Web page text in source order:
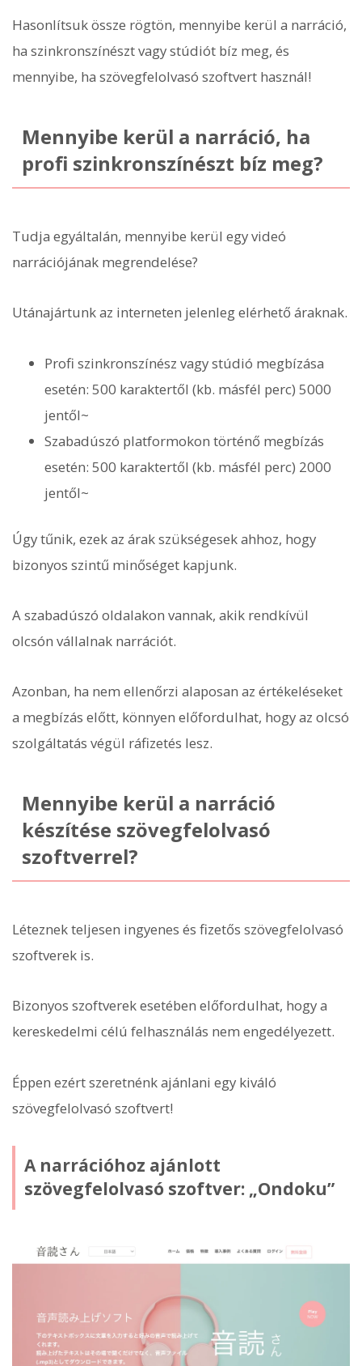
Hasonlítsuk össze rögtön, mennyibe kerül a narráció,
ha szinkronszínészt vagy stúdiót bíz meg, és
mennyibe, ha szövegfelolvasó szoftvert használ!
Mennyibe kerül a narráció, ha
profi szinkronszínészt bíz meg?
Tudja egyáltalán, mennyibe kerül egy videó
narrációjának megrendelése?
Utánajártunk az interneten jelenleg elérhető áraknak.
Profi szinkronszínész vagy stúdió megbízása
esetén: 500 karaktertől (kb. másfél perc) 5000
jentől~
Szabadúszó platformokon történő megbízás
esetén: 500 karaktertől (kb. másfél perc) 2000
jentől~
Úgy tűnik, ezek az árak szükségesek ahhoz, hogy
bizonyos szintű minőséget kapjunk.
A szabadúszó oldalakon vannak, akik rendkívül
olcsón vállalnak narrációt.
Azonban, ha nem ellenőrzi alaposan az értékeléseket
a megbízás előtt, könnyen előfordulhat, hogy az olcsó
szolgáltatás végül ráfizetés lesz.
Mennyibe kerül a narráció
készítése szövegfelolvasó
szoftverrel?
Léteznek teljesen ingyenes és fizetős szövegfelolvasó
szoftverek is.
Bizonyos szoftverek esetében előfordulhat, hogy a
kereskedelmi célú felhasználás nem engedélyezett.
Éppen ezért szeretnénk ajánlani egy kiváló
szövegfelolvasó szoftvert!
A narrációhoz ajánlott
szövegfelolvasó szoftver: „Ondoku”